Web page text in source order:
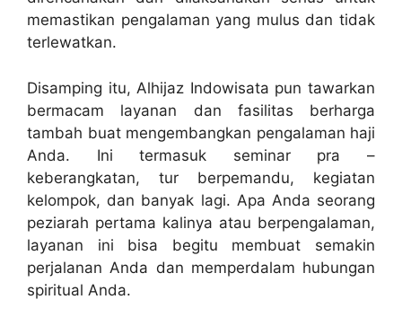
memastikan pengalaman yang mulus dan tidak
terlewatkan.
Disamping itu, Alhijaz Indowisata pun tawarkan
bermacam layanan dan fasilitas berharga
tambah buat mengembangkan pengalaman haji
Anda. Ini termasuk seminar pra –
keberangkatan, tur berpemandu, kegiatan
kelompok, dan banyak lagi. Apa Anda seorang
peziarah pertama kalinya atau berpengalaman,
layanan ini bisa begitu membuat semakin
perjalanan Anda dan memperdalam hubungan
spiritual Anda.